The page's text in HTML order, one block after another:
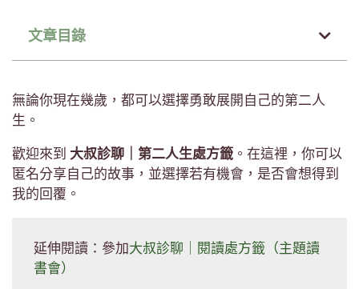
文章目錄
無論你現在幾歲，都可以選擇勇敢展開自己的第二人
生。
歡迎來到 大叔診聊｜第二人生處方籤 。在這裡，你可以
匿名分享自己的故事，並選擇若有機會，是否會想得到
我的回覆。
延伸閱讀：參加大叔診聊｜閱讀處方籤（主題讀
書會）